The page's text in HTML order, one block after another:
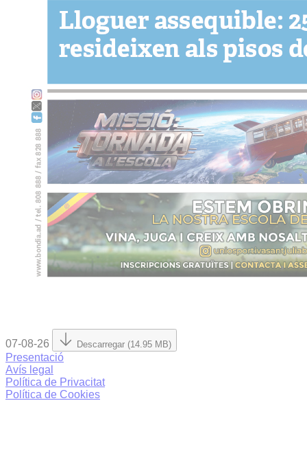
07-08-26 Descarregar (14.95 MB)
Presentació
Avís legal
Política de Privacitat
Política de Cookies